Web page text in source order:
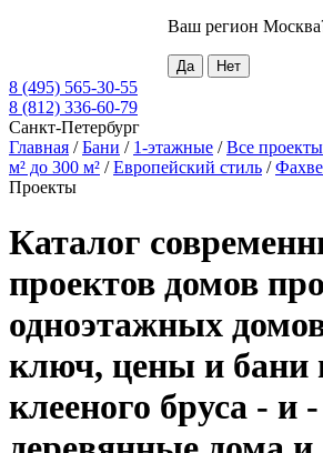
Ваш регион Москва
8 (495) 565-30-55
8 (812) 336-60-79
Санкт-Петербург
Главная /Бани / 1-этажные /Все проекты
м² до 300 м² /Европейский стиль /
Проекты
Каталог
проектов домов
одноэтажных
ключ, цены и бани
клееного бруса - и